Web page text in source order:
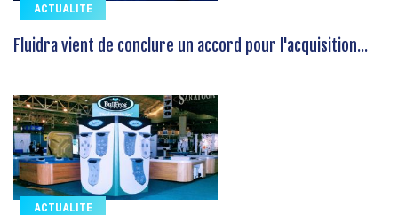
ACTUALITE
Fluidra vient de conclure un accord pour l'acquisition...
ACTUALITE